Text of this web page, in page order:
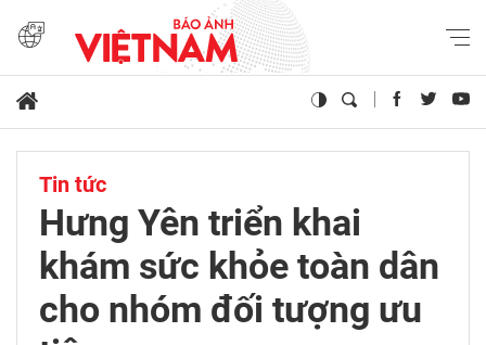
Tin tức
Hưng Yên triển khai
khám sức khỏe toàn dân
cho nhóm đối tượng ưu